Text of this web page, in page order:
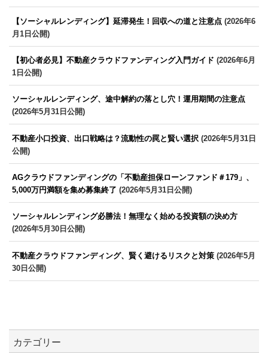
【ソーシャルレンディング】延滞発生！回収への道と注意点 (2026年6
月1日公開)
【初心者必見】不動産クラウドファンディング入門ガイド (2026年6月
1日公開)
ソーシャルレンディング、途中解約の落とし穴！運用期間の注意点
(2026年5月31日公開)
不動産小口投資、出口戦略は？流動性の罠と賢い選択 (2026年5月31日
公開)
AGクラウドファンディングの「不動産担保ローンファンド＃179」、
5,000万円満額を集め募集終了 (2026年5月31日公開)
ソーシャルレンディング必勝法！無理なく始める投資額の決め方
(2026年5月30日公開)
不動産クラウドファンディング、賢く避けるリスクと対策 (2026年5月
30日公開)
カテゴリー